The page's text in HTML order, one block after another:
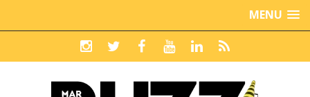
MENU